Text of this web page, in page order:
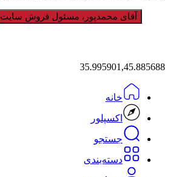
آقای محمدپور، مسئول فروش سایت
35.995901,45.885688
خانه
اکسپلور
جستجو
دسته‌بندی‌